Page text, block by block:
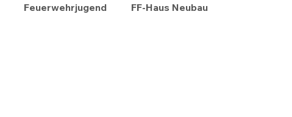
Feuerwehrjugend FF-Haus Neubau